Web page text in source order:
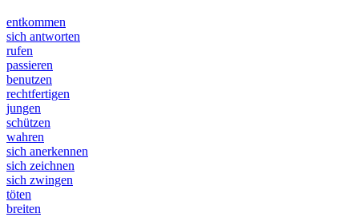
entkommen
sich antworten
rufen
passieren
benutzen
rechtfertigen
jungen
schützen
wahren
sich anerkennen
sich zeichnen
sich zwingen
töten
breiten